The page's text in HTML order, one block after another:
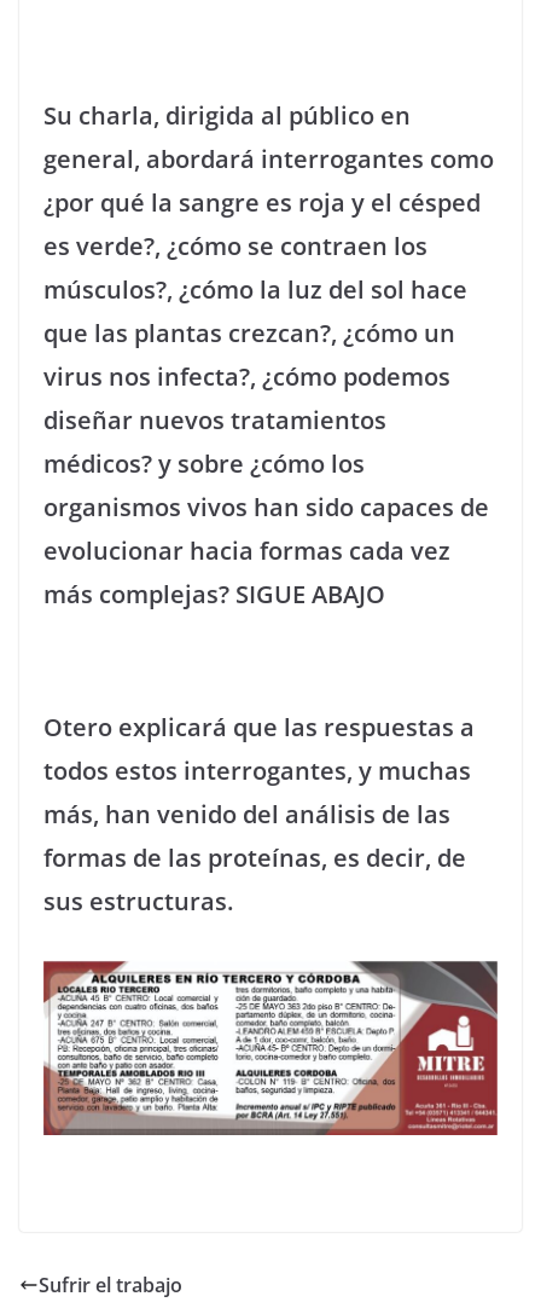
Su charla, dirigida al público en
general, abordará interrogantes como
¿por qué la sangre es roja y el césped
es verde?, ¿cómo se contraen los
músculos?, ¿cómo la luz del sol hace
que las plantas crezcan?, ¿cómo un
virus nos infecta?, ¿cómo podemos
diseñar nuevos tratamientos
médicos? y sobre ¿cómo los
organismos vivos han sido capaces de
evolucionar hacia formas cada vez
más complejas? SIGUE ABAJO
Otero explicará que las respuestas a
todos estos interrogantes, y muchas
más, han venido del análisis de las
formas de las proteínas, es decir, de
sus estructuras.
Sufrir el trabajo